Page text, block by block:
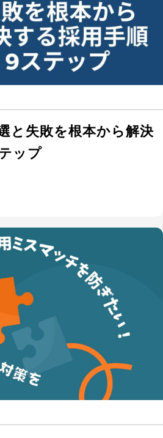
と失敗を根本から解決
ップ